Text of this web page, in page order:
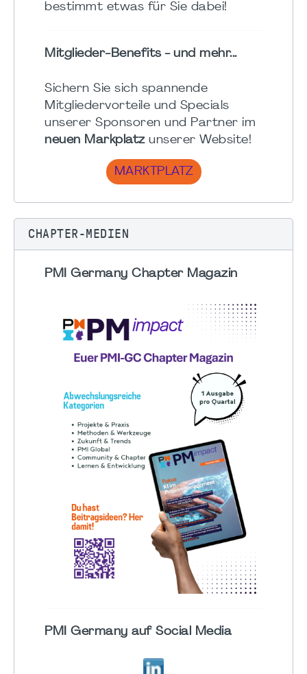
bestimmt etwas für Sie dabei!
Mitglieder-Benefits - und mehr...
Sichern Sie sich spannende
Mitgliedervorteile und Specials
unserer Sponsoren und Partner im
neuen Markplatzunserer Website!
MARKTPLATZ
CHAPTER-MEDIEN
PMI Germany Chapter Magazin
PMI Germany auf Social Media